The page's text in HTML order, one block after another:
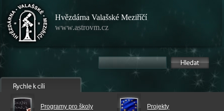
Hvězdárna Valašské Meziříčí
www.astrovm.cz
Programy pro školy Projekty